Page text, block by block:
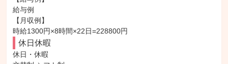
給与例
【月収例】
時給1300円×8時間×22日=228800円
休日休暇
休日・休暇